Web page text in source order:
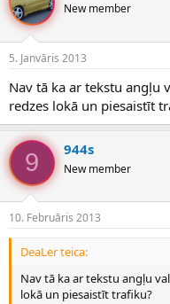
New member
5. Janvāris 2013
Nav tā ka ar tekstu angļu
redzes lokā un piesaistīt
9 944s
New member
10. Februāris 2013
DeaLer teica:
Nav tā ka ar tekstu angļu
lokā un piesaistīt trafiku?